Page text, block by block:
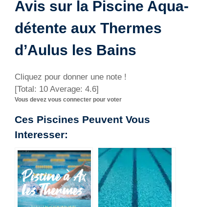
Avis sur la Piscine Aqua-
détente aux Thermes
d’Aulus les Bains
Cliquez pour donner une note !
[Total: 10 Average: 4.6]
Vous devez vous connecter pour voter
Ces Piscines Peuvent Vous
Interesser: